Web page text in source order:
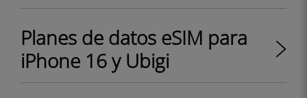
Planes de datos eSIM para
iPhone 16 y Ubigi